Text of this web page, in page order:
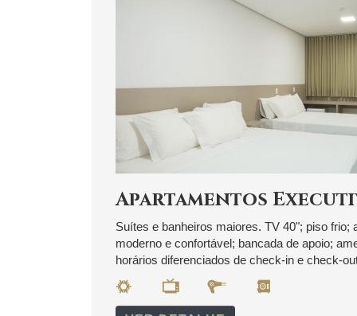
Apartamentos
Suítes e banheiros maiores. TV 40"; piso
moderno e confortável; bancada de apoio;
horários diferenciados de check-in e check-